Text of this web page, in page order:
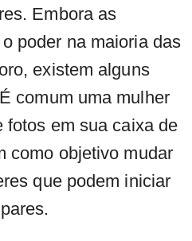
Embora as
poder na maioria das
existem alguns
comum uma mulher
fotos em sua caixa de
como objetivo mudar
que podem iniciar